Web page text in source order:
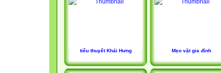
tiểu thuyết Khải Hưng Mẹo vặt gia đình